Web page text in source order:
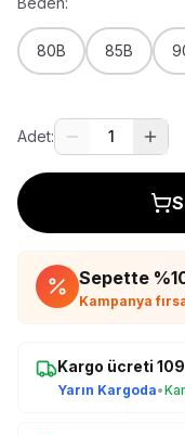
80B 85B
Adet: 1
Sepette %
Kampanya
Kargo ücreti
Yarın Kargoda•